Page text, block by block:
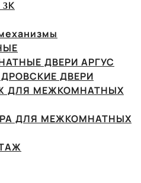
ДВЕРИ АРГУС
ДВЕРИ
ДЛЯ МЕЖКОМНАТНЫХ
ДЛЯ МЕЖКОМНАТНЫХ